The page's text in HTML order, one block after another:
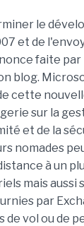
le
et de
faite par
blog.
cette
sur la
et de la
nomades
à un
mais aussi
par
de vol ou de